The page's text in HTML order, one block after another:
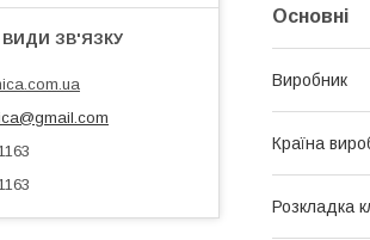
Основні
Виробник
Країна
Розкладка